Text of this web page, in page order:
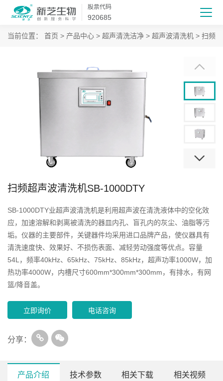
股票代码
920685
当前位置： 首页 > 产品中心 > 超声清洗洁净 > 超声波清洗机 > 扫频
扫频超声波清洗机SB-1000DTY
SB-1000DTY业超声波清洗机是利用超声波在清洗液体中的空化效
应，加速溶解和剥离被清洗的器皿内孔、盲孔内的灰尘、油脂等污
垢。仪器的主要部件，关键器件均采用进口品牌产品，使仪器具有
清洗速度快、效果好、不损伤表面、减轻劳动强度等优点。容量
54L，频率40kHz、65kHz、75kHz、85kHz，超声功率1000W，加
热功率4000W，内槽尺寸600mm*300mm*300mm，有排水，有网
篮/降音盖。
立即询价 电话咨询
分享：
产品介绍 技术参数 相关下载 相关视频